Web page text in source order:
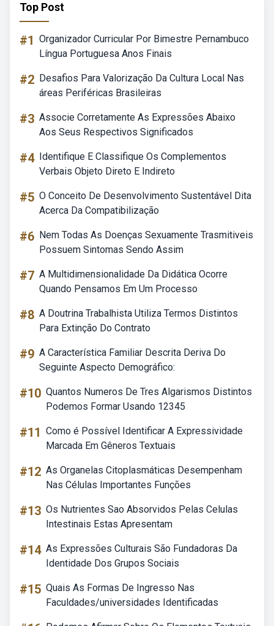
Top Post
#1 Organizador Curricular Por Bimestre Pernambuco
Língua Portuguesa Anos Finais
#2 Desafios Para Valorização Da Cultura Local Nas
áreas Periféricas Brasileiras
#3 Associe Corretamente As Expressões Abaixo
Aos Seus Respectivos Significados
#4 Identifique E Classifique Os Complementos
Verbais Objeto Direto E Indireto
#5 O Conceito De Desenvolvimento Sustentável Dita
Acerca Da Compatibilização
#6 Nem Todas As Doenças Sexuamente Trasmitiveis
Possuem Sintomas Sendo Assim
#7 A Multidimensionalidade Da Didática Ocorre
Quando Pensamos Em Um Processo
#8 A Doutrina Trabalhista Utiliza Termos Distintos
Para Extinção Do Contrato
#9 A Característica Familiar Descrita Deriva Do
Seguinte Aspecto Demográfico:
#10 Quantos Numeros De Tres Algarismos Distintos
Podemos Formar Usando 12345
#11 Como é Possível Identificar A Expressividade
Marcada Em Gêneros Textuais
#12 As Organelas Citoplasmáticas Desempenham
Nas Células Importantes Funções
#13 Os Nutrientes Sao Absorvidos Pelas Celulas
Intestinais Estas Apresentam
#14 As Expressões Culturais São Fundadoras Da
Identidade Dos Grupos Sociais
#15 Quais As Formas De Ingresso Nas
Faculdades/universidades Identificadas